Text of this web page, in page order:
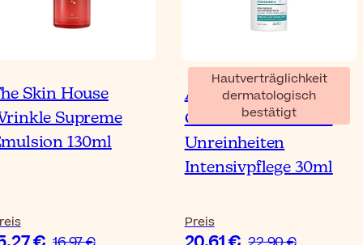
Skin House
Supreme
130ml
Hautverträglichkeit
dermatologisch
bestätigt
Avène Cleanance
Comedomed+ Anti-
Unreinheiten
Intensivpflege 30ml
Preis